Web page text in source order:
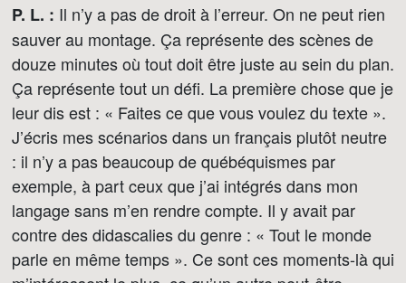
P. L. : Il n’y a pas de droit à l’erreur. On ne peut rien
sauver au montage. Ça représente des scènes de
douze minutes où tout doit être juste au sein du plan.
Ça représente tout un défi. La première chose que je
leur dis est : « Faites ce que vous voulez du texte ».
J’écris mes scénarios dans un français plutôt neutre
: il n’y a pas beaucoup de québéquismes par
exemple, à part ceux que j’ai intégrés dans mon
langage sans m’en rendre compte. Il y avait par
contre des didascalies du genre : « Tout le monde
parle en même temps ». Ce sont ces moments-là qui